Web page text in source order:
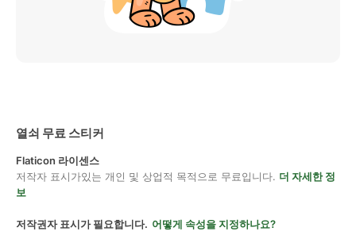
열쇠 무료 스티커
Flaticon 라이센스
저작자 표시가있는 개인 및 상업적 목적으로 무료입니다. 더 자세한 정
보
저작권자 표시가 필요합니다. 어떻게 속성을 지정하나요?